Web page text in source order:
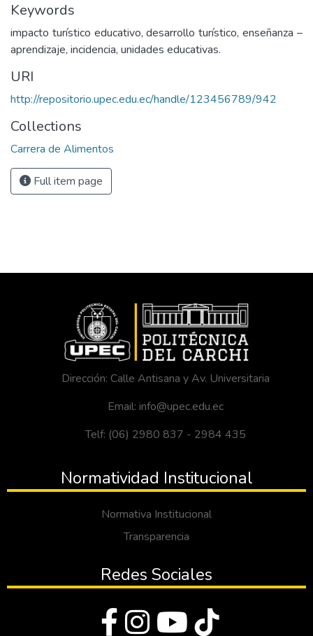
Keywords
impacto turístico educativo, desarrollo turístico, enseñanza –
aprendizaje, incidencia, unidades educativas.
URI
http://repositorio.upec.edu.ec/handle/123456789/942
Collections
Carrera de Alimentos
Full item page
Dirección: Calle Antisana y Av. Universitaria
Email: info@upec.edu.ec
Telf: (06) 2980 837 - 2984 435
Normatividad Institucional
Normativa Institucional
Transparencia
Redes Sociales